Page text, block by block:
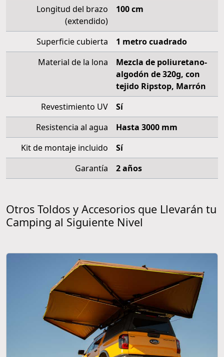
Longitud del brazo
(extendido)
100 cm
Superficie cubierta
1 metro cuadrado
Material de la lona
Mezcla de poliuretano-
algodón de 320g, con
tejido Ripstop, Marrón
Revestimiento UV
Sí
Resistencia al agua
Hasta 3000 mm
Kit de montaje incluido
Sí
Garantía
2 años
Otros Toldos y Accesorios que Llevarán tu
Camping al Siguiente Nivel